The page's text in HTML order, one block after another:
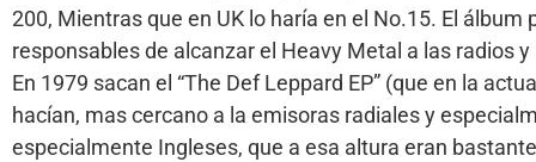
200, Mientras que en UK lo haría en el No.15. El
responsables de alcanzar el Heavy Metal a las radios
En 1979 sacan el “The Def Leppard EP” (que en la
hacían, mas cercano a la emisoras radiales y
especialmente Ingleses, que a esa altura eran